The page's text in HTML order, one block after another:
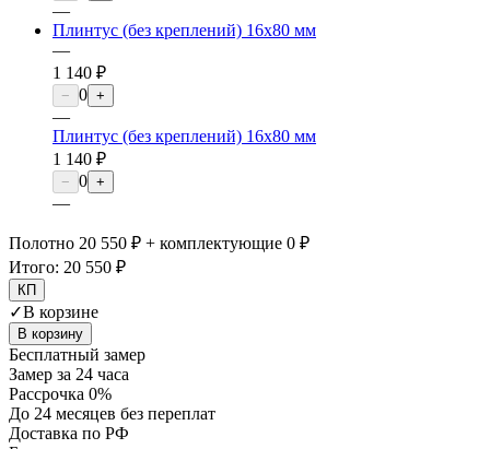
—
Плинтус (без креплений) 16х80 мм
—
1 140 ₽
− 0 +
—
Плинтус (без креплений) 16х80 мм
1 140 ₽
− 0 +
—
Полотно 20 550 ₽ + комплектующие 0 ₽
Итого: 20 550 ₽
КП
✓В корзине
В корзину
Бесплатный замер
Замер за 24 часа
Рассрочка 0%
До 24 месяцев без переплат
Доставка по РФ